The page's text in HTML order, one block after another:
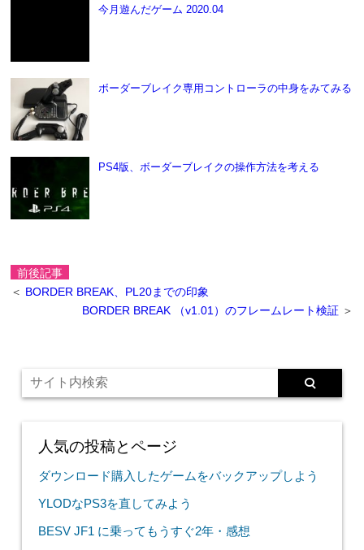
今月遊んだゲーム 2020.04
ボーダーブレイク専用コントローラの中身をみてみる
PS4版、ボーダーブレイクの操作方法を考える
前後記事
＜ BORDER BREAK、PL20までの印象
BORDER BREAK （v1.01）のフレームレート検証 ＞
人気の投稿とページ
ダウンロード購入したゲームをバックアップしよう
YLODなPS3を直してみよう
BESV JF1 に乗ってもうすぐ2年・感想